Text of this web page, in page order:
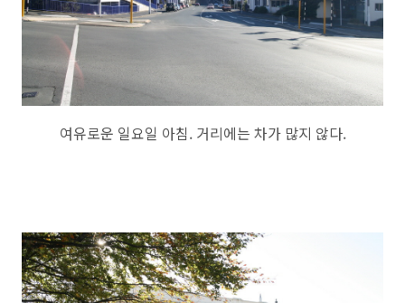
여유로운 일요일 아침. 거리에는 차가 많지 않다.